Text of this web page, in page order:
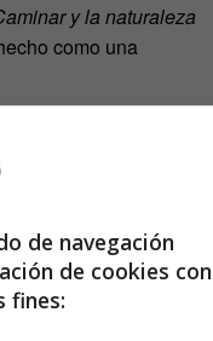
y la naturaleza
como una
de navegación
de cookies con
fines: